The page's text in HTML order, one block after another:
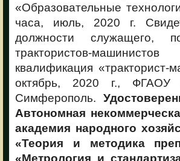
«Образовательные
часа, июль, 2020 г.
должности служащего,
трактористов-
квалификация «тракторист-
октябрь, 2020 г.,
Симферополь.
Автономная
академия народного
«Теория и методика
«Метрология и